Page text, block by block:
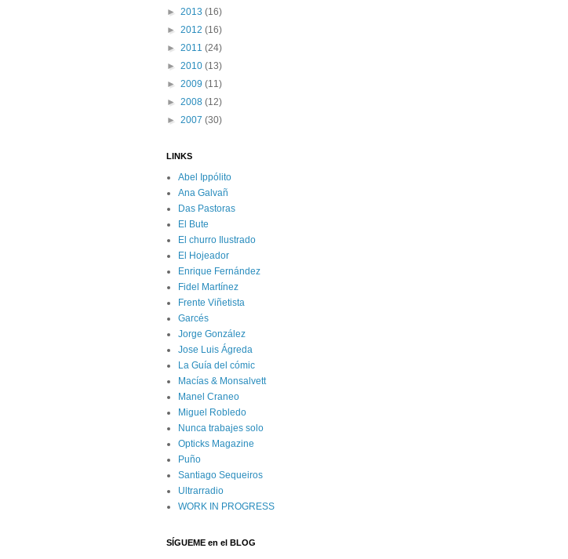
► 2013 (16)
► 2012 (16)
► 2011 (24)
► 2010 (13)
► 2009 (11)
► 2008 (12)
► 2007 (30)
LINKS
Abel Ippólito
Ana Galvañ
Das Pastoras
El Bute
El churro Ilustrado
El Hojeador
Enrique Fernández
Fidel Martínez
Frente Viñetista
Garcés
Jorge González
Jose Luis Ágreda
La Guía del cómic
Macías & Monsalvett
Manel Craneo
Miguel Robledo
Nunca trabajes solo
Opticks Magazine
Puño
Santiago Sequeiros
Ultrarradio
WORK IN PROGRESS
SÍGUEME en el BLOG